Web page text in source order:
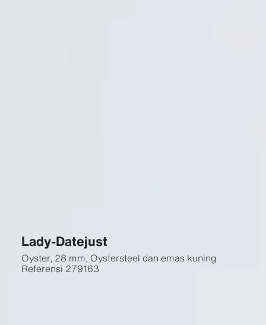
Lady-Datejust
Oyster, 28 mm, Oystersteel dan emas kuning
Referensi 279163